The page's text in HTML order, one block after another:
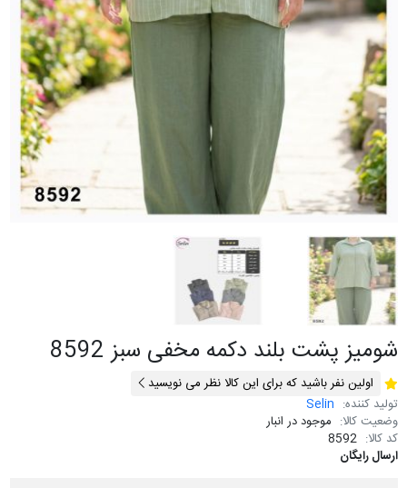
شومیز پشت بلند دکمه مخفی سبز 8592
اولین نفر باشید که برای این کالا نظر می نویسید
تولید کننده: Selin
وضعیت کالا: موجود در انبار
کد کالا: 8592
ارسال رایگان